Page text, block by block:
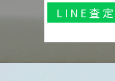
LINE査